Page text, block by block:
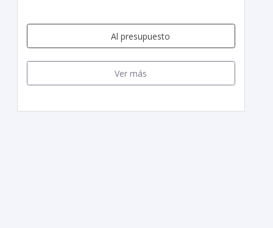
Al presupuesto
Ver más